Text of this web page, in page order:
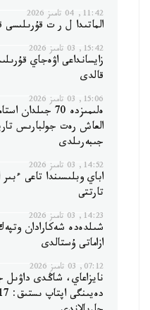
11:42, 04 تامىز 2026
الماتىدا ل ر ت قۇرىلىسى
15:42, 03 تامىز 2026
زايسانداعى اۋەجاي
قالدى
15:06, 03 تامىز 2026
ەلىمىزدە 70
العاش رەت جولبارىس
جىبەرىلدى
14:52, 03 تامىز 2026
اباي وبلىسىندا تاعى
تارتتى
14:23, 03 تامىز 2026
ازاماتى ۇستالدى
07:12, 03 تامىز 2026